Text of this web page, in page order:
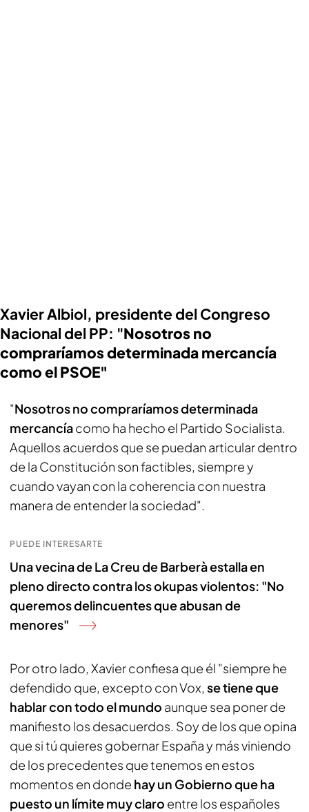
Xavier Albiol, presidente del Congreso
Nacional del PP: "Nosotros no
compraríamos determinada mercancía
como el PSOE"
"Nosotros no compraríamos determinada
mercancíacomo ha hecho el Partido Socialista.
Aquellos acuerdos que se puedan articular dentro
de la Constitución son factibles, siempre y
cuando vayan con la coherencia con nuestra
manera de entender la sociedad".
PUEDE INTERESARTE
Una vecina de La Creu de Barberà estalla en
pleno directo contra los okupas violentos: "No
queremos delincuentes que abusan de
menores"
Por otro lado, Xavier confiesa que él "siempre he
defendido que, excepto con Vox, se tiene que
hablar con todo el mundo aunque sea poner de
manifiesto los desacuerdos. Soy de los que opina
que si tú quieres gobernar España y más viniendo
de los precedentes que tenemos en estos
momentos en donde hay un Gobierno que ha
puesto un límite muy claro entre los españoles